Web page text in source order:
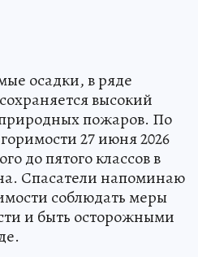
осадки, в ряде
высокий
пожаров. По
27 июня 2026
до пятого классов в
Спасатели напоминаю
соблюдать меры
и быть осторожными